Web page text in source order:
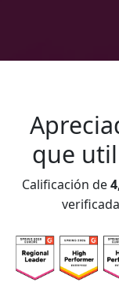
que
Calificación de